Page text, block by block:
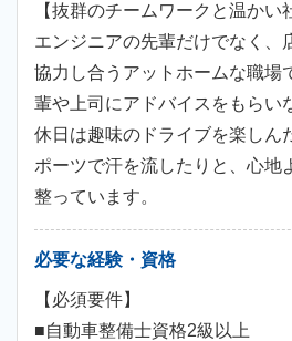
【抜群のチームワークと温かい
エンジニアの先輩だけでなく、
協力し合うアットホームな職場
輩や上司にアドバイスをもらい
休日は趣味のドライブを楽しん
ポーツで汗を流したりと、心地
整っています。
必要な経験・資格
【必須要件】
■自動車整備士資格2級以上